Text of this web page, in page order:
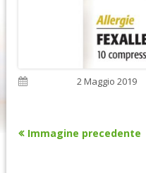
Pubblicato2 Maggio 2019
Immagine precedente